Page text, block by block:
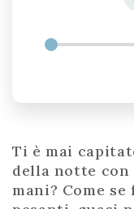
Ti è mai
della notte con
mani? Come